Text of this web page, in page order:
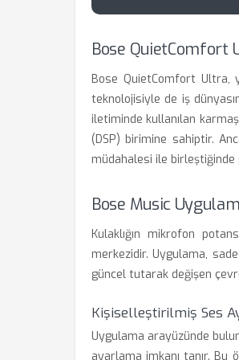
Bose QuietComfort
Bose QuietComfort Ultra,
teknolojisiyle de iş
iletiminde kullanılan
(DSP) birimine sahiptir.
müdahalesi ile
Bose Music
Kulaklığın mikrofon
merkezidir. Uygulama,
güncel tutarak değişen
Kişiselleştirilmiş Ses
Uygulama arayüzünde
ayarlama imkanı tanır.